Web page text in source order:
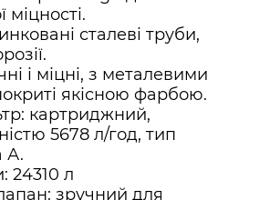
міцності.
сталеві труби,
і міцні, з металевими
якісною фарбою.
картриджний,
5678 л/год, тип
А.
24310 л
зручний для